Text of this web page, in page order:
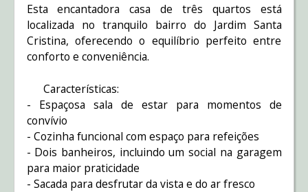
Esta encantadora casa de três quartos está
localizada no tranquilo bairro do Jardim Santa
Cristina, oferecendo o equilíbrio perfeito entre
conforto e conveniência.
Características:
- Espaçosa sala de estar para momentos de
convívio
- Cozinha funcional com espaço para refeições
- Dois banheiros, incluindo um social na garagem
para maior praticidade
- Sacada para desfrutar da vista e do ar fresco